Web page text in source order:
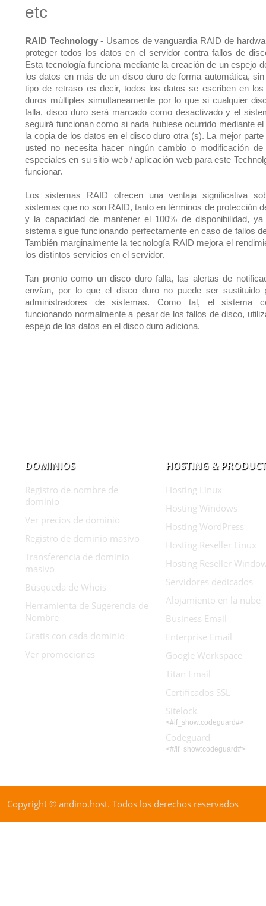
etc
RAID Technology- Usamos de vanguardia RAID de
proteger todos los datos en el servidor contra fallos de
Esta tecnología funciona mediante la creación de un espejo
los datos en más de un disco duro de forma automática, sin
tipo de retraso es decir, todos los datos se escriben en
duros múltiples simultaneamente por lo que si cualquier
falla, disco duro será marcado como desactivado y el
seguirá funcionan como si nada hubiese ocurrido mediante
la copia de los datos en el disco duro otra (s). La mejor parte
usted no necesita hacer ningún cambio o modificación de
especiales en su sitio web / aplicación web para este
funcionar.
Los sistemas RAID ofrecen una ventaja significativa
sistemas que no son RAID, tanto en términos de protección
y la capacidad de mantener el 100% de disponibilidad,
sistema sigue funcionando perfectamente en caso de fallos
También marginalmente la tecnología RAID mejora el
los distintos servicios en el servidor.
Tan pronto como un disco duro falla, las alertas de
envían, por lo que el disco duro no puede ser sustituido
administradores de sistemas. Como tal, el sistema
funcionando normalmente a pesar de los fallos de disco,
espejo de los datos en el disco duro adiciona.
DOMINIOS
Registro de nombre de
dominio
Ver precios de dominio
Registro de dominio masivo
Transferencia de dominio
masivo
Búsqueda de Whois
Herramienta de Sugerencia de
Nombre
Gratis con cada dominio
Ver promociones
HOSTING &
Hosting Linux
Hosting Windows
Hosting WordPress
Hosting Reseller Linux
Hosting Reseller
Servidores dedicados
Alojamiento en la nube
Business Email
Enterprise Email
Google Workspace
Titan Email
Certificados SSL
Sitelock
<#if_show:codeguard#>
Codeguard
<#/if_show:codeguard#>
Copyright © andino.host. Todos los derechos reservados